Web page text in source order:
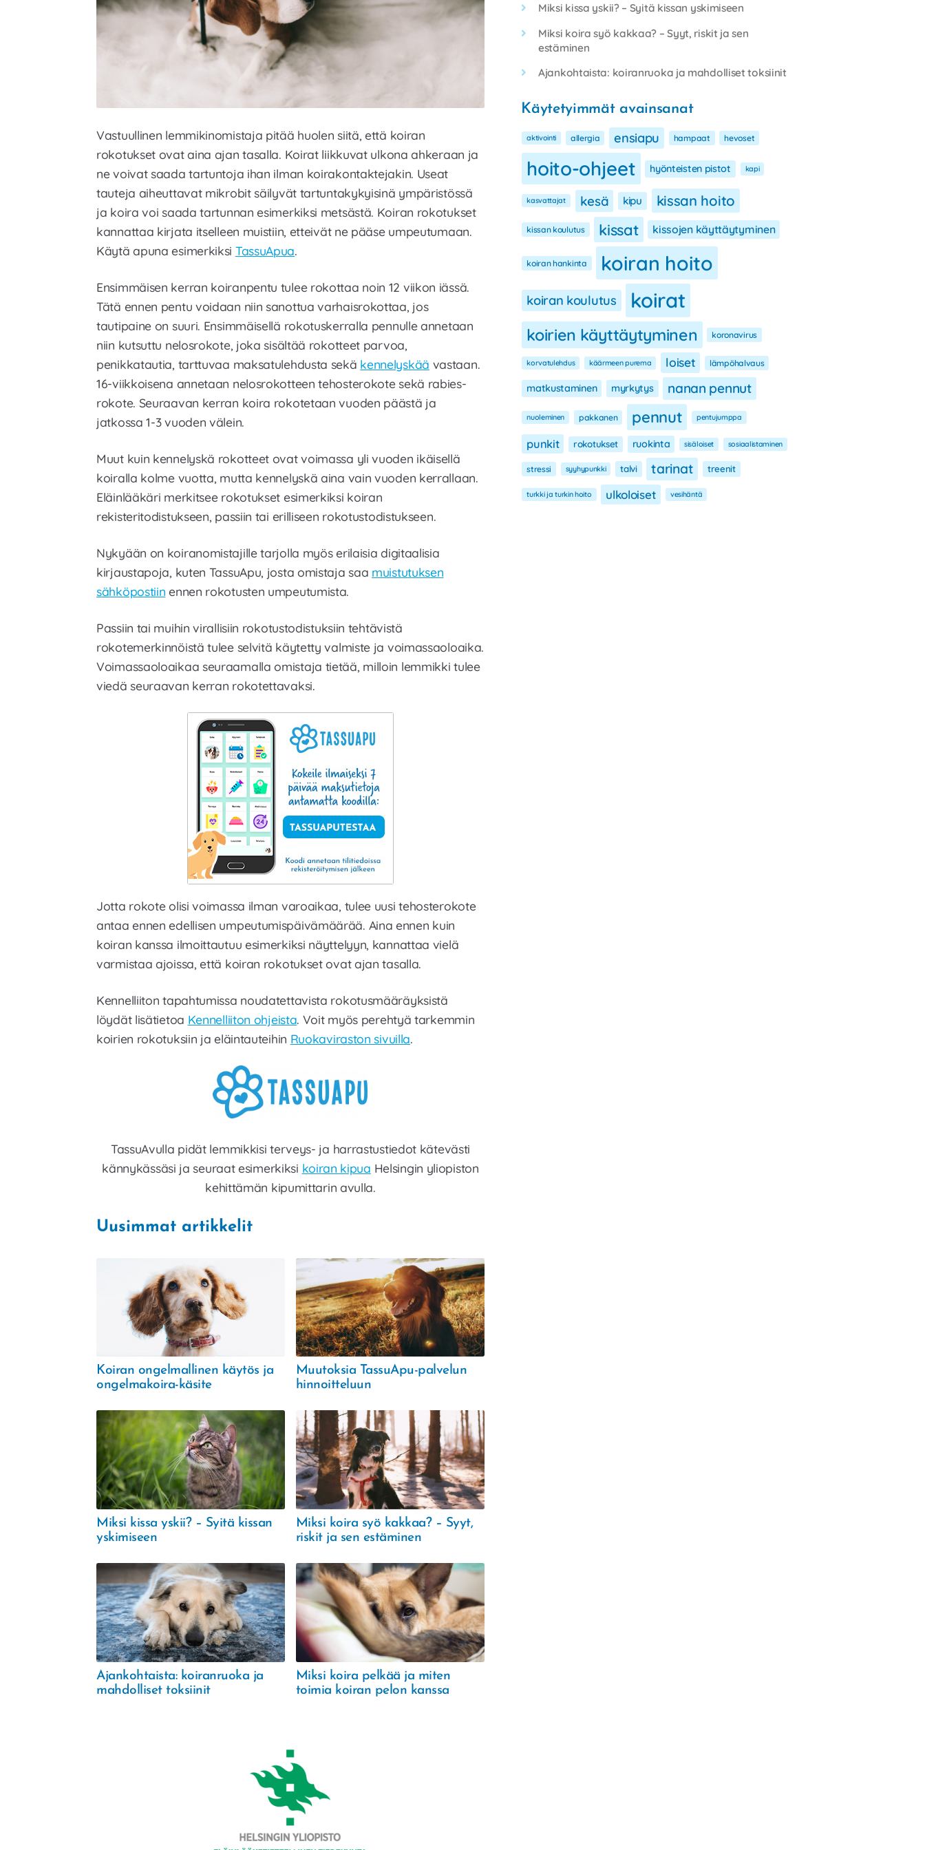
Vastuullinen lemmikinomistaja pitää huolen siitä, että koiran
rokotukset ovat aina ajan tasalla. Koirat liikkuvat ulkona ahkeraan ja
ne voivat saada tartuntoja ihan ilman koirakontaktejakin. Useat
tauteja aiheuttavat mikrobit säilyvät tartuntakykyisinä ympäristössä
ja koira voi saada tartunnan esimerkiksi metsästä. Koiran rokotukset
kannattaa kirjata itselleen muistiin, etteivät ne pääse umpeutumaan.
Käytä apuna esimerkiksi TassuApua.
Ensimmäisen kerran koiranpentu tulee rokottaa noin 12 viikon iässä.
Tätä ennen pentu voidaan niin sanottua varhaisrokottaa, jos
tautipaine on suuri. Ensimmäisellä rokotuskerralla pennulle annetaan
niin kutsuttu nelosrokote, joka sisältää rokotteet parvoa,
penikkatautia, tarttuvaa maksatulehdusta sekä kennelyskää vastaan.
16-viikkoisena annetaan nelosrokotteen tehosterokote sekä rabies-
rokote. Seuraavan kerran koira rokotetaan vuoden päästä ja
jatkossa 1-3 vuoden välein.
Muut kuin kennelyskä rokotteet ovat voimassa yli vuoden ikäisellä
koiralla kolme vuotta, mutta kennelyskä aina vain vuoden kerrallaan.
Eläinlääkäri merkitsee rokotukset esimerkiksi koiran
rekisteritodistukseen, passiin tai erilliseen rokotustodistukseen.
Nykyään on koiranomistajille tarjolla myös erilaisia digitaalisia
kirjaustapoja, kuten TassuApu, josta omistaja saa muistutuksen
sähköpostiin ennen rokotusten umpeutumista.
Passiin tai muihin virallisiin rokotustodistuksiin tehtävistä
rokotemerkinnöistä tulee selvitä käytetty valmiste ja voimassaoloaika.
Voimassaoloaikaa seuraamalla omistaja tietää, milloin lemmikki tulee
viedä seuraavan kerran rokotettavaksi.
Jotta rokote olisi voimassa ilman varoaikaa, tulee uusi tehosterokote
antaa ennen edellisen umpeutumispäivämäärää. Aina ennen kuin
koiran kanssa ilmoittautuu esimerkiksi näyttelyyn, kannattaa vielä
varmistaa ajoissa, että koiran rokotukset ovat ajan tasalla.
Kennelliiton tapahtumissa noudatettavista rokotusmääräyksistä
löydät lisätietoa Kennelliiton ohjeista. Voit myös perehtyä tarkemmin
koirien rokotuksiin ja eläintauteihin Ruokaviraston sivuilla.
TassuAvulla pidät lemmikkisi terveys- ja harrastustiedot kätevästi
kännykässäsi ja seuraat esimerkiksi koiran kipua Helsingin yliopiston
kehittämän kipumittarin avulla.
Uusimmat artikkelit
Koiran ongelmallinen käytös ja
ongelmakoira-käsite
Muutoksia TassuApu-palvelun
hinnoitteluun
Miksi kissa yskii? – Syitä kissan
yskimiseen
Miksi koira syö kakkaa? – Syyt,
riskit ja sen estäminen
Ajankohtaista: koiranruoka ja
mahdolliset toksiinit
Miksi koira pelkää ja miten
toimia koiran pelon kanssa
Miksi kissa yskii? – Syitä kissan yskimiseen
Miksi koira syö kakkaa? – Syyt, riskit ja sen
estäminen
Ajankohtaista: koiranruoka ja mahdolliset toksiinit
Käytetyimmät avainsanat
aktivointi allergia ensiapu hampaat hevoset
hoito-ohjeet hyönteisten pistot kapi
kasvattajat kesä kipu kissan hoito
kissan koulutus kissat kissojen käyttäytyminen
koiran hankinta koiran hoito
koiran koulutus koirat
koirien käyttäytyminen koronavirus
korvatulehdus käärmeen purema loiset lämpöhalvaus
matkustaminen myrkytys nanan pennut
nuoleminen pakkanen pennut pentujumppa
punkit rokotukset ruokinta sisäloiset sosiaalistaminen
stressi syyhypunkki talvi tarinat treenit
turkki ja turkin hoito ulkoloiset vesihäntä